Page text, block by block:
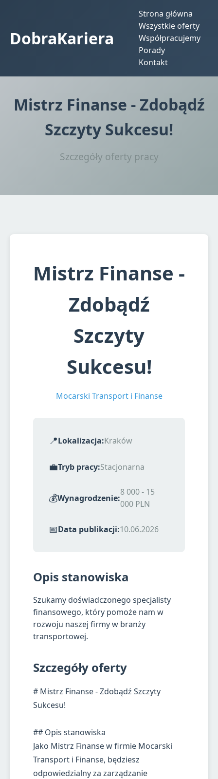
DobraKariera
Strona główna
Wszystkie oferty
Współpracujemy
Porady
Kontakt
Mistrz Finanse - Zdobądź
Szczyty Sukcesu!
Szczegóły oferty pracy
Mistrz Finanse -
Zdobądź
Szczyty
Sukcesu!
Mocarski Transport i Finanse
📍Lokalizacja:Kraków
💼Tryb pracy:Stacjonarna
💰Wynagrodzenie:
8 000 - 15
000 PLN
📅Data publikacji:10.06.2026
Opis stanowiska
Szukamy doświadczonego specjalisty
finansowego, który pomoże nam w
rozwoju naszej firmy w branży
transportowej.
Szczegóły oferty
# Mistrz Finanse - Zdobądź Szczyty
Sukcesu!
## Opis stanowiska
Jako Mistrz Finanse w firmie Mocarski
Transport i Finanse, będziesz
odpowiedzialny za zarządzanie